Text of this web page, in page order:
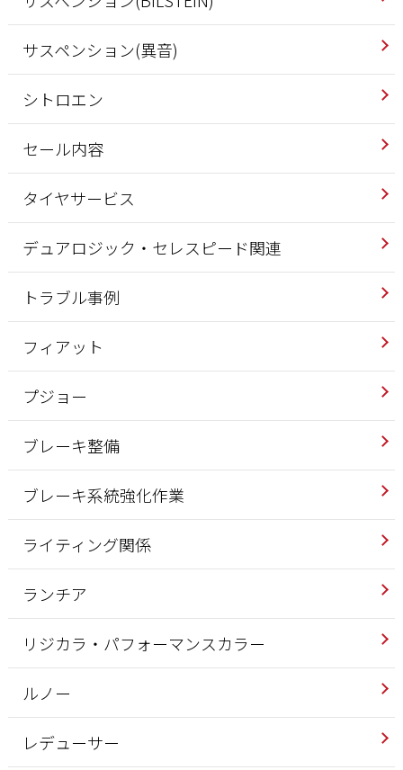
サスペンション(異音)
シトロエン
セール内容
タイヤサービス
デュアロジック・セレスピード関連
トラブル事例
フィアット
プジョー
ブレーキ整備
ブレーキ系統強化作業
ライティング関係
ランチア
リジカラ・パフォーマンスカラー
ルノー
レデューサー